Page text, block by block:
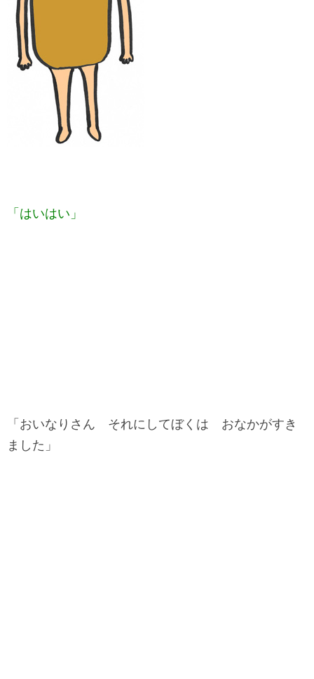
「はいはい」
「おいなりさん それにしてぼくは おなかがすき
ました」